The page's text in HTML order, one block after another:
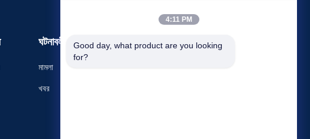
ঘটনাবলী
মামলা
খবর
একটি উদ্ধৃতি অনুরোধ করুন
4:11 PM
Good day, what product are you looking
for?